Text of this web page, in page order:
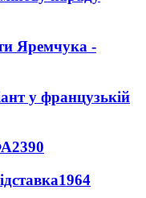
Яремчука -
у французькій
2390
1964